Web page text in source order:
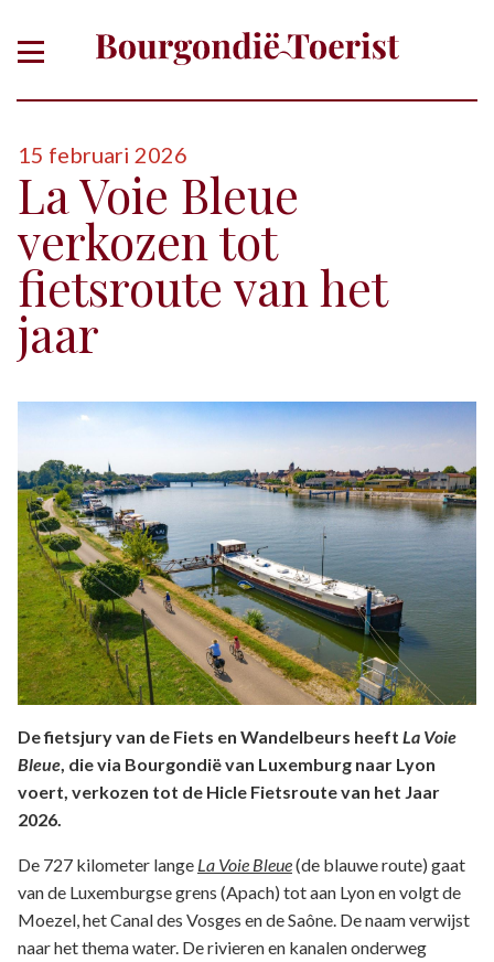
15 februari 2026
La Voie Bleue
verkozen tot
fietsroute van het
jaar
De fietsjury van de Fiets en Wandelbeurs heeft La Voie
Bleue, die via Bourgondië van Luxemburg naar Lyon
voert, verkozen tot de Hicle Fietsroute van het Jaar
2026.
De 727 kilometer lange La Voie Bleue(de blauwe route) gaat
van de Luxemburgse grens (Apach) tot aan Lyon en volgt de
Moezel, het Canal des Vosges en de Saône. De naam verwijst
naar het thema water. De rivieren en kanalen onderweg